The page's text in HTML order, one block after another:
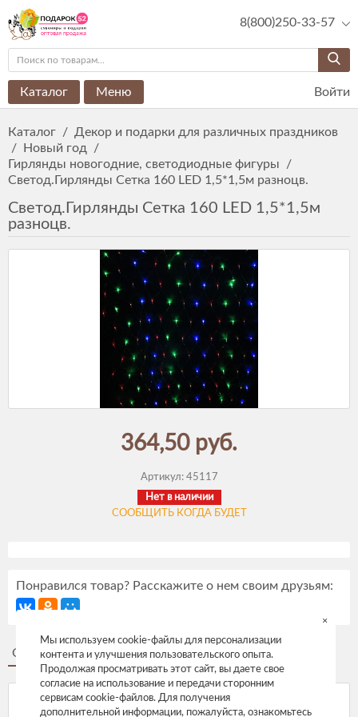
8(800)250-33-57
Каталог Меню Войти
Каталог / Декор и подарки для различных праздников
/
Новый год
/
Гирлянды новогодние, светодиодные фигуры
/
Светод.Гирлянды Сетка 160 LED 1,5*1,5м разноцв.
Светод.Гирлянды Сетка 160 LED 1,5*1,5м
разноцв.
364,50 руб.
Артикул: 45117
Нет в наличии
СООБЩИТЬ КОГДА БУДЕТ
Понравился товар? Расскажите о нем своим друзьям:
Описание Отзывы
Мы используем cookie-файлы для персонализации
контента и улучшения пользовательского опыта.
Продолжая просматривать этот сайт, вы даете свое
согласие на использование и передачи сторонним
сервисам cookie-файлов. Для получения
дополнительной информации, пожалуйста, ознакомьтесь
×